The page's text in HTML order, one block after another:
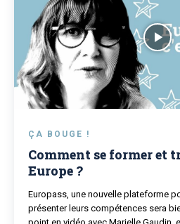
ÇA BOUGE !
Comment se former et
Europe ?
Europass, une nouvelle plateforme
présenter leurs compétences sera